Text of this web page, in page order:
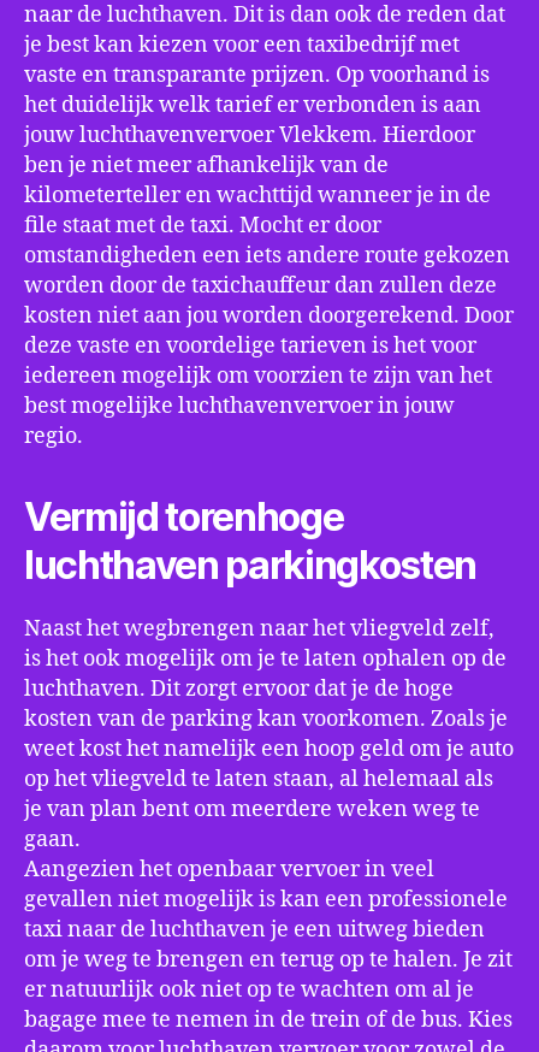
naar de luchthaven. Dit is dan ook de reden dat
je best kan kiezen voor een taxibedrijf met
vaste en transparante prijzen. Op voorhand is
het duidelijk welk tarief er verbonden is aan
jouw luchthavenvervoer Vlekkem. Hierdoor
ben je niet meer afhankelijk van de
kilometerteller en wachttijd wanneer je in de
file staat met de taxi. Mocht er door
omstandigheden een iets andere route gekozen
worden door de taxichauffeur dan zullen deze
kosten niet aan jou worden doorgerekend. Door
deze vaste en voordelige tarieven is het voor
iedereen mogelijk om voorzien te zijn van het
best mogelijke luchthavenvervoer in jouw
regio.
Vermijd torenhoge
luchthaven parkingkosten
Naast het wegbrengen naar het vliegveld zelf,
is het ook mogelijk om je te laten ophalen op de
luchthaven. Dit zorgt ervoor dat je de hoge
kosten van de parking kan voorkomen. Zoals je
weet kost het namelijk een hoop geld om je auto
op het vliegveld te laten staan, al helemaal als
je van plan bent om meerdere weken weg te
gaan.
Aangezien het openbaar vervoer in veel
gevallen niet mogelijk is kan een professionele
taxi naar de luchthaven je een uitweg bieden
om je weg te brengen en terug op te halen. Je zit
er natuurlijk ook niet op te wachten om al je
bagage mee te nemen in de trein of de bus. Kies